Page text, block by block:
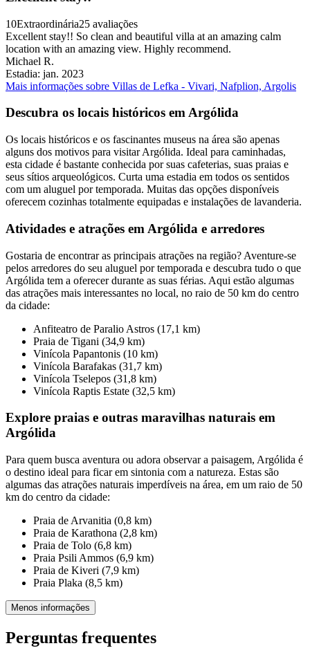
10Extraordinária25 avaliações
Excellent stay!! So clean and beautiful villa at an amazing calm
location with an amazing view. Highly recommend.
Michael R.
Estadia: jan. 2023
Mais informações sobre Villas de Lefka - Vivari, Nafplion, Argolis
Descubra os locais históricos em Argólida
Os locais históricos e os fascinantes museus na área são apenas
alguns dos motivos para visitar Argólida. Ideal para caminhadas,
esta cidade é bastante conhecida por suas cafeterias, suas praias e
seus sítios arqueológicos. Curta uma estadia em todos os sentidos
com um aluguel por temporada. Muitas das opções disponíveis
oferecem cozinhas totalmente equipadas e instalações de lavanderia.
Atividades e atrações em Argólida e arredores
Gostaria de encontrar as principais atrações na região? Aventure-se
pelos arredores do seu aluguel por temporada e descubra tudo o que
Argólida tem a oferecer durante as suas férias. Aqui estão algumas
das atrações mais interessantes no local, no raio de 50 km do centro
da cidade:
Anfiteatro de Paralio Astros (17,1 km)
Praia de Tigani (34,9 km)
Vinícola Papantonis (10 km)
Vinícola Barafakas (31,7 km)
Vinícola Tselepos (31,8 km)
Vinícola Raptis Estate (32,5 km)
Explore praias e outras maravilhas naturais em
Argólida
Para quem busca aventura ou adora observar a paisagem, Argólida é
o destino ideal para ficar em sintonia com a natureza. Estas são
algumas das atrações naturais imperdíveis na área, em um raio de 50
km do centro da cidade:
Praia de Arvanitia (0,8 km)
Praia de Karathona (2,8 km)
Praia de Tolo (6,8 km)
Praia Psili Ammos (6,9 km)
Praia de Kiveri (7,9 km)
Praia Plaka (8,5 km)
Menos informações
Perguntas frequentes